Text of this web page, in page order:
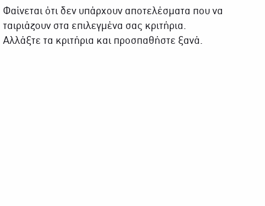
Φαίνεται ότι δεν υπάρχουν αποτελέσματα που να
ταιριάζουν στα επιλεγμένα σας κριτήρια.
Αλλάξτε τα κριτήρια και προσπαθήστε ξανά.